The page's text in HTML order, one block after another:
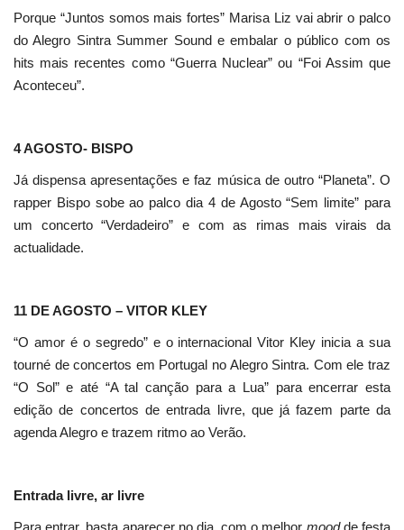
Porque “Juntos somos mais fortes” Marisa Liz vai abrir o palco
do Alegro Sintra Summer Sound e embalar o público com os
hits mais recentes como “Guerra Nuclear” ou “Foi Assim que
Aconteceu”.
4 AGOSTO- BISPO
Já dispensa apresentações e faz música de outro “Planeta”. O
rapper Bispo sobe ao palco dia 4 de Agosto “Sem limite” para
um concerto “Verdadeiro” e com as rimas mais virais da
actualidade.
11 DE AGOSTO – VITOR KLEY
“O amor é o segredo” e o internacional Vitor Kley inicia a sua
tourné de concertos em Portugal no Alegro Sintra. Com ele traz
“O Sol” e até “A tal canção para a Lua” para encerrar esta
edição de concertos de entrada livre, que já fazem parte da
agenda Alegro e trazem ritmo ao Verão.
Entrada livre, ar livre